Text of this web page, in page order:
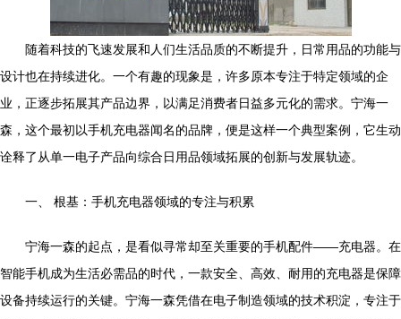
随着科技的飞速发展和人们生活品质的不断提升，日常用品的功能与
设计也在持续进化。一个有趣的现象是，许多原本专注于特定领域的企
业，正逐步拓展其产品边界，以满足消费者日益多元化的需求。宁海一
森，这个最初以手机充电器闻名的品牌，便是这样一个典型案例，它生动
诠释了从单一电子产品向综合日用品领域拓展的创新与发展轨迹。
一、 根基：手机充电器领域的专注与积累
宁海一森的起点，是看似寻常却至关重要的手机配件——充电器。在
智能手机成为生活必需品的时代，一款安全、高效、耐用的充电器是保障
设备持续运行的关键。宁海一森凭借在电子制造领域的技术积淀，专注于